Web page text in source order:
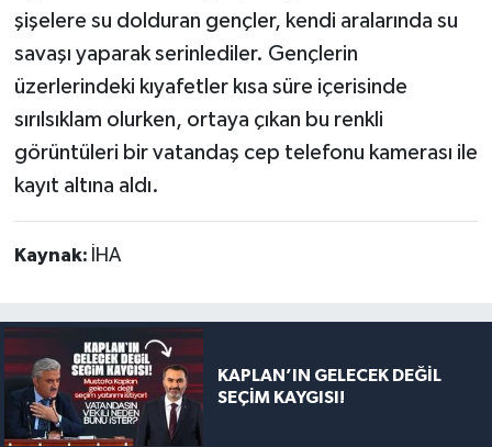
şişelere su dolduran gençler, kendi aralarında su
savaşı yaparak serinlediler. Gençlerin
üzerlerindeki kıyafetler kısa süre içerisinde
sırılsıklam olurken, ortaya çıkan bu renkli
görüntüleri bir vatandaş cep telefonu kamerası ile
kayıt altına aldı.
Kaynak: İHA
KAPLAN’IN GELECEK DEĞİL
SEÇİM KAYGISI!